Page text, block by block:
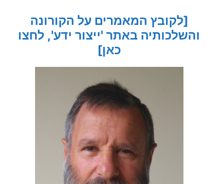
[לקובץ המאמרים על הקורונה
והשלכותיה באתר 'ייצור ידע', לחצו
כאן]